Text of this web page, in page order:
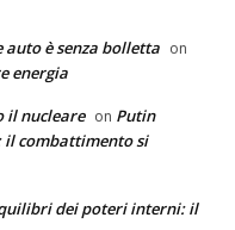
auto è senza bolletta on
energia
il nucleare on Putin
combattimento si
dei poteri interni: il